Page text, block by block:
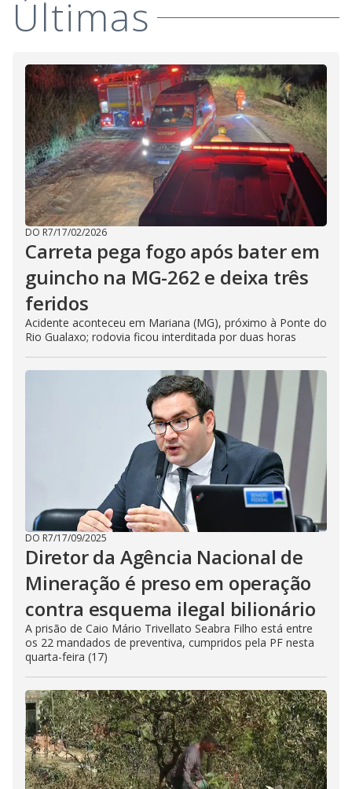
i
d
e
o
Últimas
DO R7/17/02/2026
Carreta pega fogo após bater em
guincho na MG-262 e deixa três
feridos
Acidente aconteceu em Mariana (MG), próximo à Ponte do
Rio Gualaxo; rodovia ficou interditada por duas horas
DO R7/17/09/2025
Diretor da Agência Nacional de
Mineração é preso em operação
contra esquema ilegal bilionário
A prisão de Caio Mário Trivellato Seabra Filho está entre
os 22 mandados de preventiva, cumpridos pela PF nesta
quarta-feira (17)